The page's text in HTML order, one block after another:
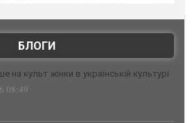
БЛОГИ
на культ жінки в українській культурі
08:49